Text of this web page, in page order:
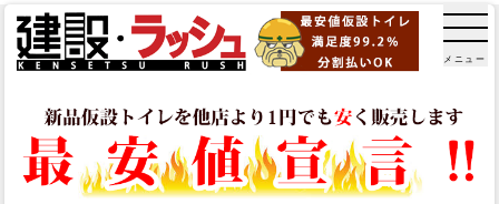
メニュー